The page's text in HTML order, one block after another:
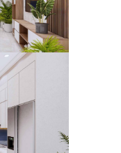
khách - 1 phòng bếp -
trời thông tầng